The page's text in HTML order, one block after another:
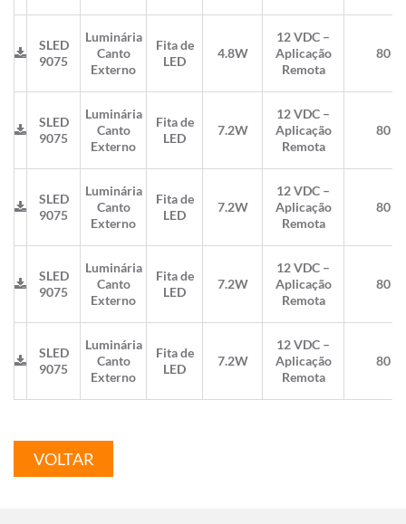
SLED
9075
Luminária
Canto
Externo
Fita de
LED
4.8W
12 VDC –
Aplicação
Remota
80
SLED
9075
Luminária
Canto
Externo
Fita de
LED
7.2W
12 VDC –
Aplicação
Remota
80
SLED
9075
Luminária
Canto
Externo
Fita de
LED
7.2W
12 VDC –
Aplicação
Remota
80
SLED
9075
Luminária
Canto
Externo
Fita de
LED
7.2W
12 VDC –
Aplicação
Remota
80
SLED
9075
Luminária
Canto
Externo
Fita de
LED
7.2W
12 VDC –
Aplicação
Remota
80
VOLTAR